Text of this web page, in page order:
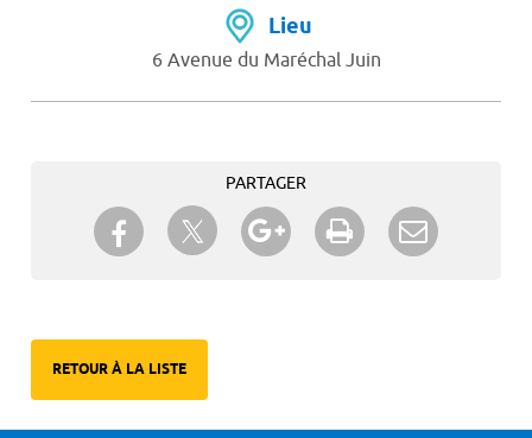
Lieu
6 Avenue du Maréchal Juin
PARTAGER
Partager sur Facebook
Partager sur TwitterPartager sur Google+
Imprimer
RETOUR À LA LISTE